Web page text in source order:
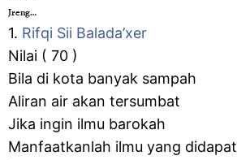
Jreng…
1. Rifqi Sii Balada’xer
Nilai ( 70 )
Bila di kota banyak sampah
Aliran air akan tersumbat
Jika ingin ilmu barokah
Manfaatkanlah ilmu yang didapat